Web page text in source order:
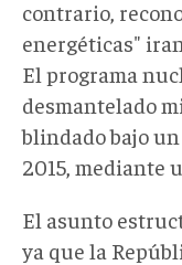
contrario,
energéticas"
El programa
desmantelado
blindado bajo
2015, mediante
El asunto
ya que la